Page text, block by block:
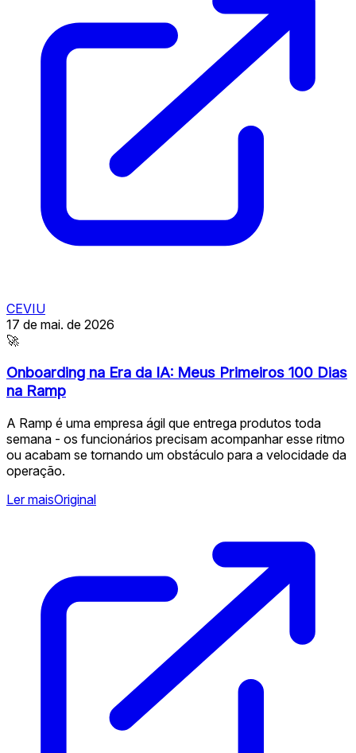
CEVIU
17 de mai. de 2026
🚀
Onboarding na Era da IA: Meus Primeiros 100 Dias
na Ramp
A Ramp é uma empresa ágil que entrega produtos toda
semana - os funcionários precisam acompanhar esse ritmo
ou acabam se tornando um obstáculo para a velocidade da
operação.
Ler maisOriginal